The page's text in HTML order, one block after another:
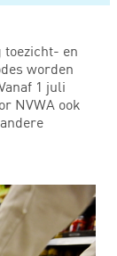
toezicht- en
worden
1 juli
NVWA ook